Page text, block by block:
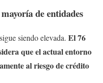
de entidades
siendo elevada. El 76
que el actual entorno
al riesgo de crédito